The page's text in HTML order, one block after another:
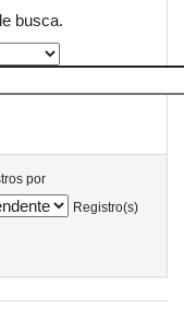
busca.
por
Registro(s)